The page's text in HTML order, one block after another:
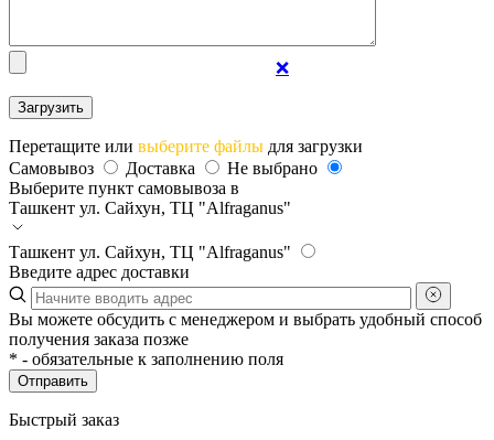
❌
Перетащите или выберите файлы для загрузки
Самовывоз
Доставка
Не выбрано
Выберите пункт самовывоза в
Ташкент ул. Сайхун, ТЦ "Alfraganus"
Ташкент ул. Сайхун, ТЦ "Alfraganus"
Введите адрес доставки
Вы можете обсудить с менеджером и выбрать удобный способ
получения заказа позже
* - обязательные к заполнению поля
Отправить
Быстрый заказ